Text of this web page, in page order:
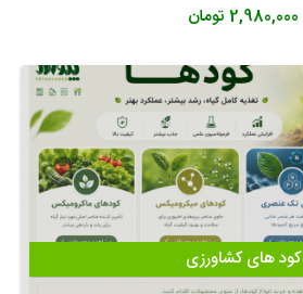
2,980,000 تومان
کود های کشاورزی